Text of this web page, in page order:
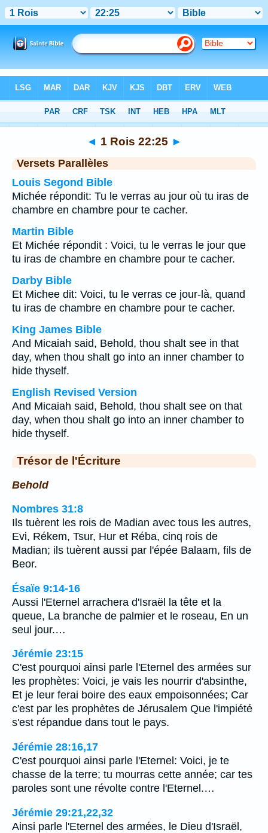
Chapitre 22> Verset 25
◄ 1 Rois 22:25 ►
Versets Parallèles
Louis Segond Bible
Michée répondit: Tu le verras au jour où tu iras de
chambre en chambre pour te cacher.
Martin Bible
Et Michée répondit : Voici, tu le verras le jour que
tu iras de chambre en chambre pour te cacher.
Darby Bible
Et Michee dit: Voici, tu le verras ce jour-là, quand
tu iras de chambre en chambre pour te cacher.
King James Bible
And Micaiah said, Behold, thou shalt see in that
day, when thou shalt go into an inner chamber to
hide thyself.
English Revised Version
And Micaiah said, Behold, thou shalt see on that
day, when thou shalt go into an inner chamber to
hide thyself.
Trésor de l'Écriture
Behold
Nombres 31:8
Ils tuèrent les rois de Madian avec tous les autres,
Evi, Rékem, Tsur, Hur et Réba, cinq rois de
Madian; ils tuèrent aussi par l'épée Balaam, fils de
Beor.
Ésaïe 9:14-16
Aussi l'Eternel arrachera d'Israël la tête et la
queue, La branche de palmier et le roseau, En un
seul jour.…
Jérémie 23:15
C'est pourquoi ainsi parle l'Eternel des armées sur
les prophètes: Voici, je vais les nourrir d'absinthe,
Et je leur ferai boire des eaux empoisonnées; Car
c'est par les prophètes de Jérusalem Que l'impiété
s'est répandue dans tout le pays.
Jérémie 28:16,17
C'est pourquoi ainsi parle l'Eternel: Voici, je te
chasse de la terre; tu mourras cette année; car tes
paroles sont une révolte contre l'Eternel.…
Jérémie 29:21,22,32
Ainsi parle l'Eternel des armées, le Dieu d'Israël,